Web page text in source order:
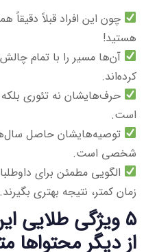
چون این افراد قبلاً دقیقاً
هستید!
آن‌ها مسیر را با تمام
کرده‌اند.
حرف‌هایشان نه تئوری
است.
توصیه‌هایشان حاصل
شخصی است.
الگویی مطمئن برای
زمان کمتر، نتیجه بهتری بگیرند.
۵ ویژگی طلایی
از دیگر محتواها